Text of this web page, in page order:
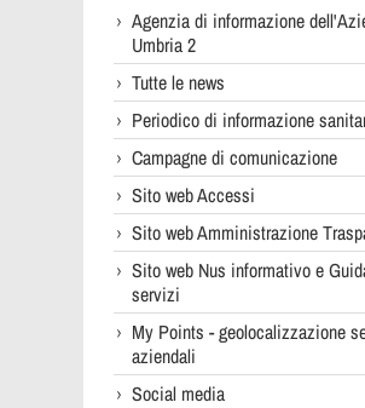
Agenzia di informazione
Umbria 2
Tutte le news
Periodico di informazione
Campagne di comunicazione
Sito web Accessi
Sito web Amministrazione
Sito web Nus informativo e
servizi
My Points - geolocalizzazione
aziendali
Social media